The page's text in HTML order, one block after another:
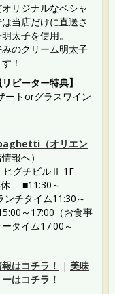
リジナルなベシャ
当店だけに直送さ
太子を使用。
のクリーム明太子
！
ピーター特典】
ートorグラスワイン
（オリエン
情報へ）
グチビルⅡ 1F
■11:30～
チタイム11:30～
～17:00（お食事
ータイム17:00～
はコチラ！
| 美味
はコチラ！